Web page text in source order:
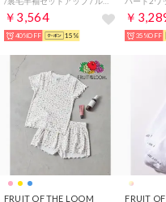
￥3,564
40%OFF 15%
￥
35%OFF
FRUIT OF THE LOOM FRUIT